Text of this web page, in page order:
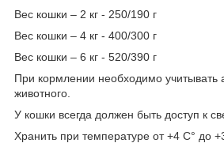
Вес кошки – 2 кг - 250/190 г
Вес кошки – 4 кг - 400/300 г
Вес кошки – 6 кг - 520/390 г
При кормлении необходимо учитывать
животного.
У кошки всегда должен быть доступ к
Хранить при температуре от +4 С° до